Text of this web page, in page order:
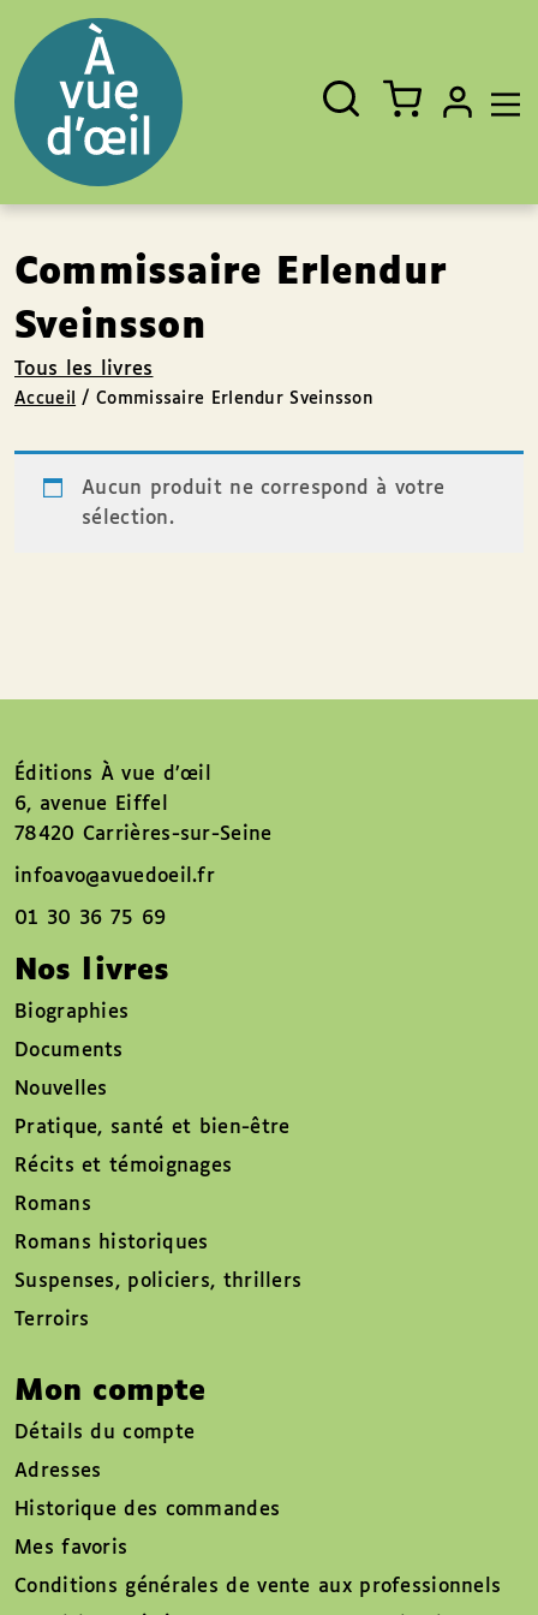
Fermer
Rechercher
un
livre,
un
auteur,
un
EAN
Commissaire Erlendur
Sveinsson
Tous les livres
Accueil /Commissaire Erlendur Sveinsson
Aucun produit ne correspond à votre
sélection.
Éditions À vue d’œil
6, avenue Eiffel
78420 Carrières-sur-Seine
infoavo@avuedoeil.fr
01 30 36 75 69
Nos livres
Biographies
Documents
Nouvelles
Pratique, santé et bien-être
Récits et témoignages
Romans
Romans historiques
Suspenses, policiers, thrillers
Terroirs
Mon compte
Détails du compte
Adresses
Historique des commandes
Mes favoris
Conditions générales de vente aux professionnels